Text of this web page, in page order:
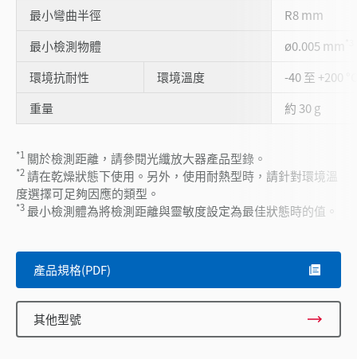
最小彎曲半徑
R8 mm
最小檢測物體
ø0.005 mm
環境抗耐性 環境溫度
-40 至 +200
重量
約 30 g
*1 關於檢測距離，請參閱光纖放大器產品型錄。
*2請在乾燥狀態下使用。另外，使用耐熱型時，請針對環境溫
度選擇可足夠因應的類型。
*3 最小檢測體為將檢測距離與靈敏度設定為最佳狀態時的值。
產品規格(PDF)
其他型號